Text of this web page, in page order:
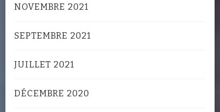
NOVEMBRE 2021
SEPTEMBRE 2021
JUILLET 2021
DÉCEMBRE 2020